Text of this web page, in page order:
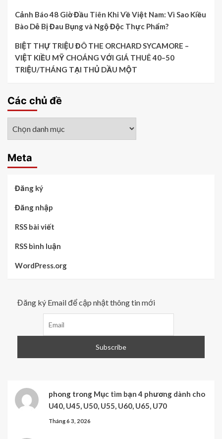
Cảnh Báo 48 Giờ Đầu Tiên Khi Về Việt Nam: Vì Sao Kiều
Bào Dễ Bị Đau Bụng và Ngộ Độc Thực Phẩm?
BIỆT THỰ TRIỆU ĐÔ THE ORCHARD SYCAMORE –
VIỆT KIỀU MỸ CHOÁNG VỚI GIÁ THUÊ 40–50
TRIỆU/THÁNG TẠI THỦ DẦU MỘT
Các chủ đề
Meta
Đăng ký
Đăng nhập
RSS bài viết
RSS bình luận
WordPress.org
Đăng ký Email để cập nhật thông tin mới
phong trong Mục tìm bạn 4 phương dành cho
U40, U45, U50, U55, U60, U65, U70
Tháng 6 3, 2026